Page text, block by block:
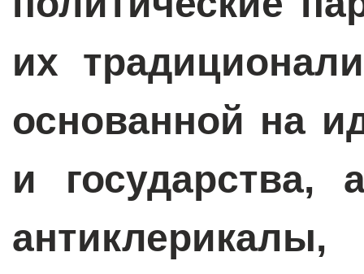
их
основанной на
и